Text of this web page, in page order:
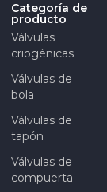
Categoría de
producto
Válvulas
criogénicas
Válvulas de
bola
Válvulas de
tapón
Válvulas de
compuerta